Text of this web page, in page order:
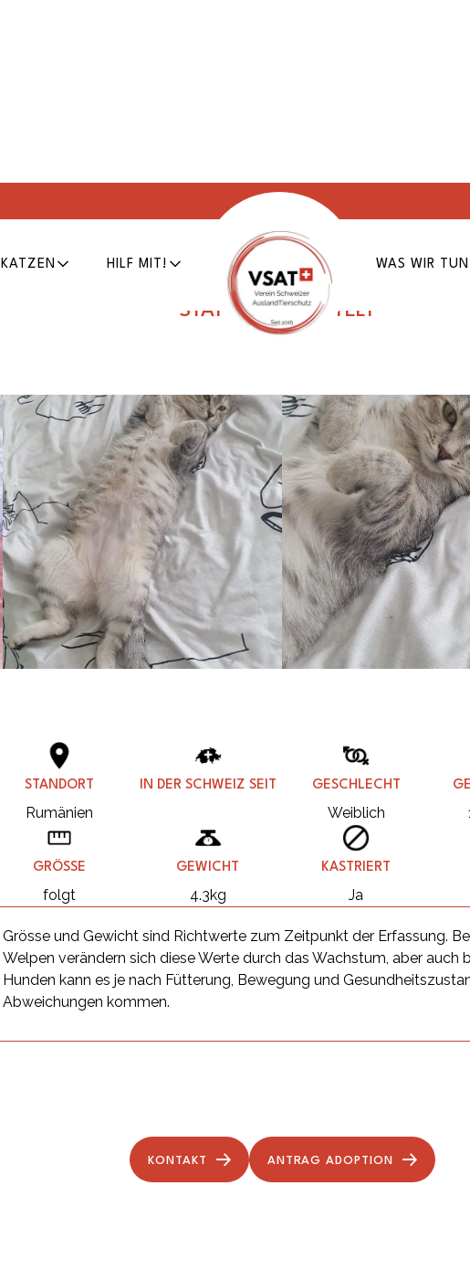
KATZEN HILF MIT! WAS WIR TUN
Veve
7. Juni 2026 Tier Nr.
STATUS: VERMITTELT
STANDORT
Rumänien
IN DER SCHWEIZ SEIT GESCHLECHT
Weiblich
GRÖSSE
folgt
GEWICHT
4.3kg
KASTRIERT
Ja
Grösse und Gewicht sind Richtwerte zum Zeitpunkt der Erfassung.
Welpen verändern sich diese Werte durch das Wachstum, aber auch
Hunden kann es je nach Fütterung, Bewegung und
Abweichungen kommen.
KONTAKT ANTRAG ADOPTION